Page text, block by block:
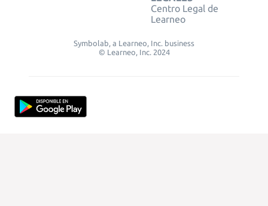
Centro Legal de
Learneo
Symbolab, a Learneo, Inc. business
© Learneo, Inc. 2024